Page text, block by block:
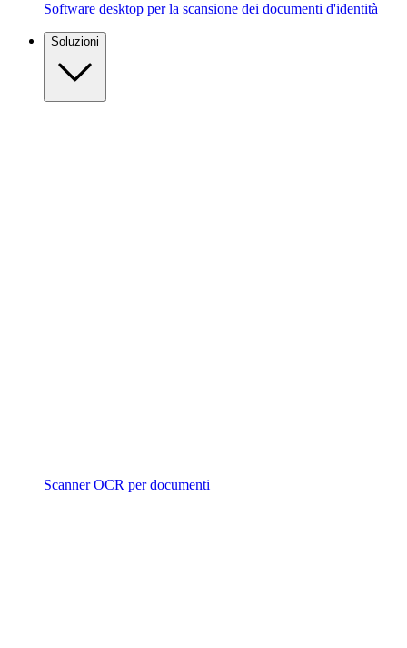
Software desktop per la scansione dei documenti d'identità
Soluzioni
Scanner OCR per documenti